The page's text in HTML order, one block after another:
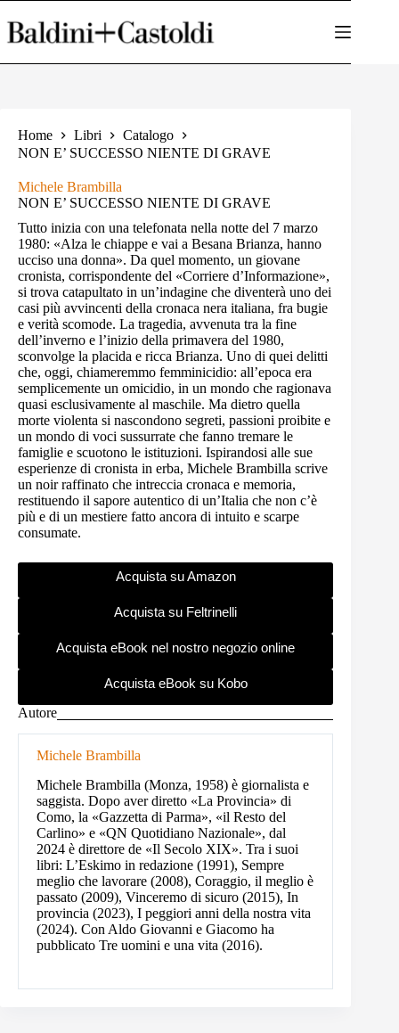
al
contenuto
Home Libri
Catalogo
NON E’ SUCCESSO NIENTE DI GRAVE
Michele Brambilla
NON E’ SUCCESSO NIENTE DI GRAVE
Tutto inizia con una telefonata nella notte del 7 marzo
1980: «Alza le chiappe e vai a Besana Brianza, hanno
ucciso una donna». Da quel momento, un giovane
cronista, corrispondente del «Corriere d’Informazione»,
si trova catapultato in un’indagine che diventerà uno dei
casi più avvincenti della cronaca nera italiana, fra bugie
e verità scomode. La tragedia, avvenuta tra la fine
dell’inverno e l’inizio della primavera del 1980,
sconvolge la placida e ricca Brianza. Uno di quei delitti
che, oggi, chiameremmo femminicidio: all’epoca era
semplicemente un omicidio, in un mondo che ragionava
quasi esclusivamente al maschile. Ma dietro quella
morte violenta si nascondono segreti, passioni proibite e
un mondo di voci sussurrate che fanno tremare le
famiglie e scuotono le istituzioni. Ispirandosi alle sue
esperienze di cronista in erba, Michele Brambilla scrive
un noir raffinato che intreccia cronaca e memoria,
restituendo il sapore autentico di un’Italia che non c’è
più e di un mestiere fatto ancora di intuito e scarpe
consumate.
Acquista su Amazon
Acquista su Feltrinelli
Acquista eBook nel nostro negozio online
Acquista eBook su Kobo
Autore
Michele Brambilla
Michele Brambilla (Monza, 1958) è giornalista e
saggista. Dopo aver diretto «La Provincia» di
Como, la «Gazzetta di Parma», «il Resto del
Carlino» e «QN Quotidiano Nazionale», dal
2024 è direttore de «Il Secolo XIX». Tra i suoi
libri: L’Eskimo in redazione (1991), Sempre
meglio che lavorare (2008), Coraggio, il meglio è
passato (2009), Vinceremo di sicuro (2015), In
provincia (2023), I peggiori anni della nostra vita
(2024). Con Aldo Giovanni e Giacomo ha
pubblicato Tre uomini e una vita (2016).